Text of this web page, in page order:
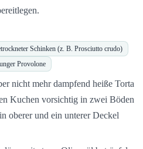
Schinken (z. B. Prosciutto crudo)
Provolone
nicht mehr dampfend heiße Torta
Kuchen vorsichtig in zwei Böden
oberer und ein unterer Deckel